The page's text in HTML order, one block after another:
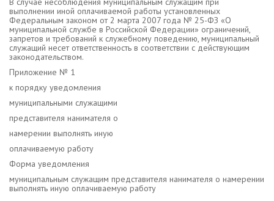
выполнении иной оплачиваемой работы установленных
Федеральным законом от 2 марта 2007 года № 25-ФЗ «О
муниципальной службе в Российской Федерации» ограничений,
запретов и требований к служебному поведению, муниципальный
служащий несет ответственность в соответствии с действующим
законодательством.
Приложение № 1
к порядку уведомления
муниципальными служащими
представителя нанимателя о
намерении выполнять иную
оплачиваемую работу
Форма уведомления
муниципальным служащим представителя нанимателя о намерении
выполнять иную оплачиваемую работу